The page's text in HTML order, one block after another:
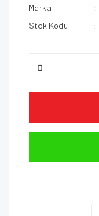
Marka
Stok Kodu